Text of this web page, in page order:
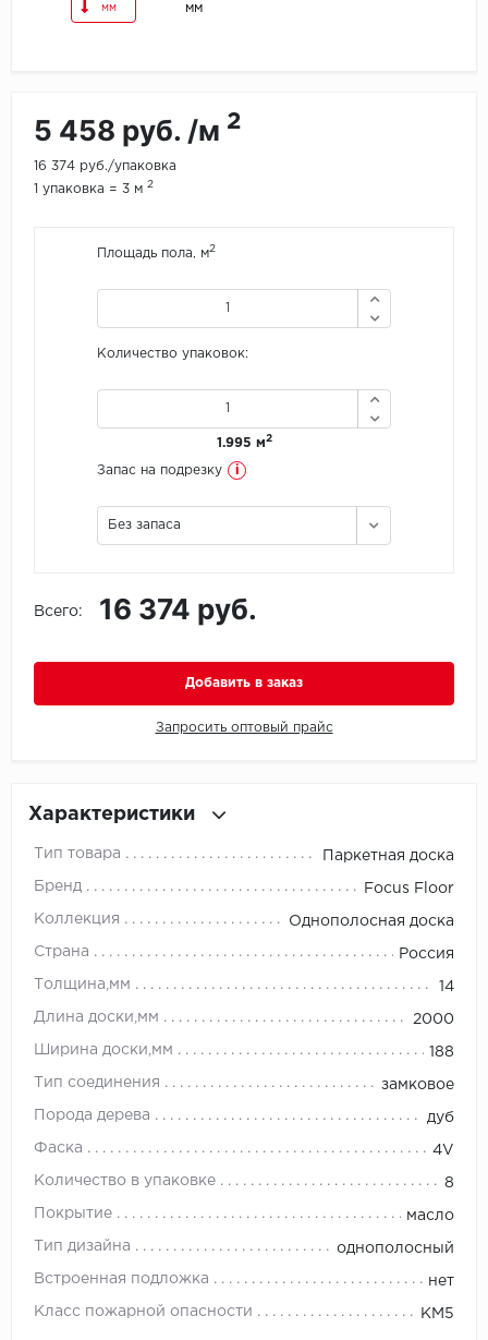
Jinan PDM
KDF
LG Decotile
Made in Belgium
Millenium
Next Step
Novafloor
Primavera
ROYCE
SPC
мм
мм
5 458 руб. /м 2
16 374 руб./упаковка
1 упаковка = 3 м 2
Площадь пола, м2
Количество упаковок:
1.995 м2
Запас на подрезку i
Без запаса
Всего: 16 374 руб.
Добавить в заказ
Запросить оптовый прайс
Характеристики
Тип товара Паркетная доска
Бренд Focus Floor
Коллекция Однополосная доска
Страна Россия
Толщина,мм 14
Длина доски,мм 2000
Ширина доски,мм 188
Тип соединения замковое
Порода дерева дуб
Фаска 4V
Количество в упаковке 8
Покрытие масло
Тип дизайна однополосный
Встроенная подложка нет
Класс пожарной опасности КМ5